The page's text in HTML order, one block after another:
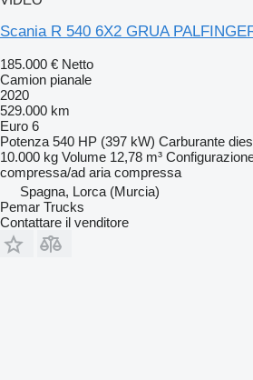
Scania R 540 6X2 GRUA
185.000 € Netto
Camion pianale
2020
529.000 km
Euro 6
Potenza 540 HP (397 kW) Carburante
10.000 kg Volume 12,78 m³
compressa/ad aria compressa
Spagna, Lorca (Murcia)
Pemar Trucks
Contattare il venditore